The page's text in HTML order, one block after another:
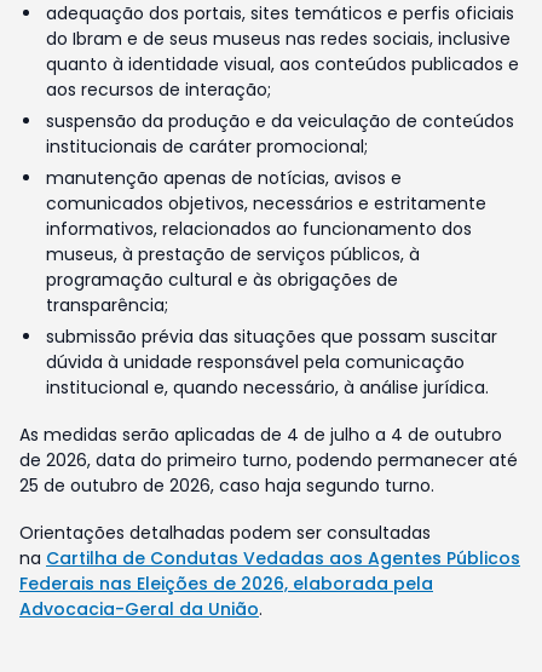
adequação dos portais, sites temáticos e perfis oficiais
do Ibram e de seus museus nas redes sociais, inclusive
quanto à identidade visual, aos conteúdos publicados e
aos recursos de interação;
suspensão da produção e da veiculação de conteúdos
institucionais de caráter promocional;
manutenção apenas de notícias, avisos e
comunicados objetivos, necessários e estritamente
informativos, relacionados ao funcionamento dos
museus, à prestação de serviços públicos, à
programação cultural e às obrigações de
transparência;
submissão prévia das situações que possam suscitar
dúvida à unidade responsável pela comunicação
institucional e, quando necessário, à análise jurídica.
As medidas serão aplicadas de 4 de julho a 4 de outubro
de 2026, data do primeiro turno, podendo permanecer até
25 de outubro de 2026, caso haja segundo turno.
Orientações detalhadas podem ser consultadas
na Cartilha de Condutas Vedadas aos Agentes Públicos
Federais nas Eleições de 2026, elaborada pela
Advocacia-Geral da União.